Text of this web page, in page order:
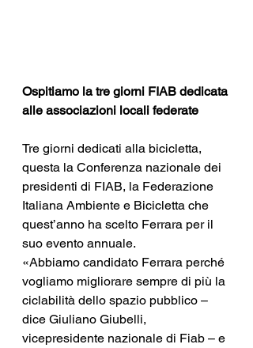
Ospitiamo la tre giorni FIAB dedicata
alle associazioni locali federate
Tre giorni dedicati alla bicicletta,
questa la Conferenza nazionale dei
presidenti di FIAB, la Federazione
Italiana Ambiente e Bicicletta che
quest’anno ha scelto Ferrara per il
suo evento annuale.
«Abbiamo candidato Ferrara perché
vogliamo migliorare sempre di più la
ciclabilità dello spazio pubblico –
dice Giuliano Giubelli,
vicepresidente nazionale di Fiab – e